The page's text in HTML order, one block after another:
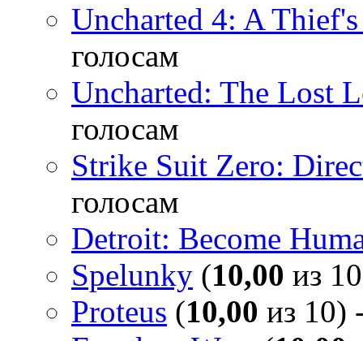
Uncharted 4: A
голосам
Uncharted: The Lost
голосам
Strike Suit Zero:
голосам
Detroit: Become
Spelunky (10,00 из
Proteus (10,00 из 10)